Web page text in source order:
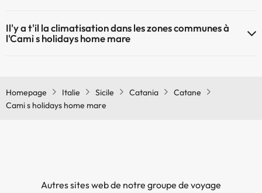
zones communes
Il'y a t'il la climatisation dans les zones communes à
l'Cami s holidays home mare
Homepage
Italie Sicile Catania
Catane
Cami s holidays home mare
Autres sites web de notre groupe de voyage